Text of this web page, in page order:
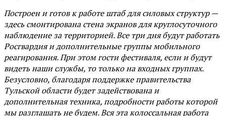
Построен и готов к работе штаб для силовых структур —
здесь смонтирована стена экранов для круглосуточного
наблюдение за территорией. Все три дня будут работать
Росгвардия и дополнительные группы мобильного
реагирования. При этом гости фестиваля, если и будут
видеть наши службы, то только на входных группах.
Безусловно, благодаря поддержке правительства
Тульской области будет задействована и
дополнительная техника, подробности работы которой
мы разглашать не будем. Вся эта колоссальная работа